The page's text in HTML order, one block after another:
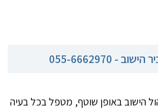
- 055-6662970
הישוב באופן שוטף, מטפל בכל בעיה